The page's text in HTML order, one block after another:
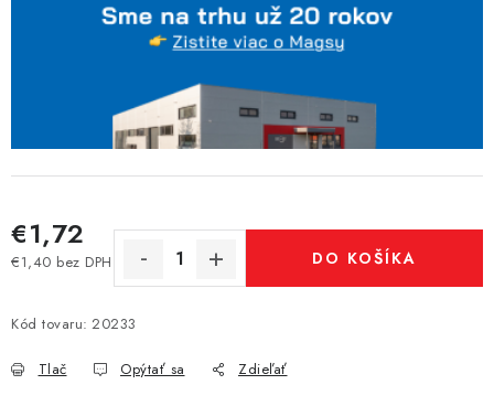
€1,72
€1,40 bez DPH
Jednotková cena:
DO KOŠÍKA
Kód tovaru: 20233
Tlač Opýtať sa Zdieľať